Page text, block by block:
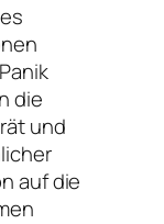
die
und
auf die